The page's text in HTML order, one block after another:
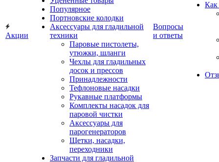
Акции
Популярное
Портновские колодки
Аксессуары для гладильной
техники
Паровые пистолеты,
утюжки, шланги
Чехлы для гладильных
досок и прессов
Принадлежности
Тефлоновые насадки
Рукавные платформы
Комплекты насадок для
паровой чистки
Аксессуары для
парогенераторов
Щетки, насадки,
переходники
Запчасти для гладильной
Вопросы
и ответы
Как